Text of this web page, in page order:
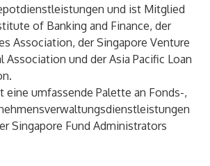
und ist Mitglied
of Banking and Finance, der
Association, der Singapore Venture
Association und der Asia Pacific Loan
eine umfassende Palette an Fonds-,
Singapore Fund Administrators